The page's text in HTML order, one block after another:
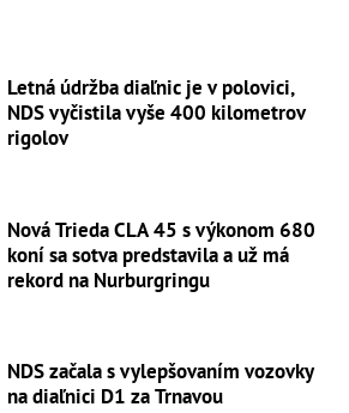
Letná údržba diaľnic je v polovici,
NDS vyčistila vyše 400 kilometrov
rigolov
Nová Trieda CLA 45 s výkonom 680
koní sa sotva predstavila a už má
rekord na Nurburgringu
NDS začala s vylepšovaním vozovky
na diaľnici D1 za Trnavou